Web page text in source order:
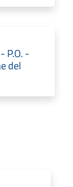
P.O. -
del